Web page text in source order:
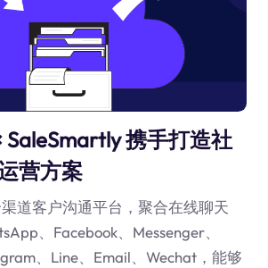
SaleSmartly 携手打造社
营方案
道客户沟通平台，聚合在线聊天
、Facebook、Messenger、
、Line、Email、Wechat，能够